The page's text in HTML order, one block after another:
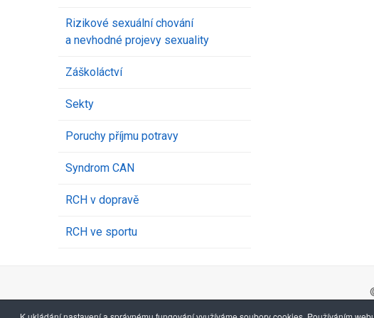
Rizikové sexuální chování
a nevhodné projevy sexuality
Záškoláctví
Sekty
Poruchy příjmu potravy
Syndrom CAN
RCH v dopravě
RCH ve sportu